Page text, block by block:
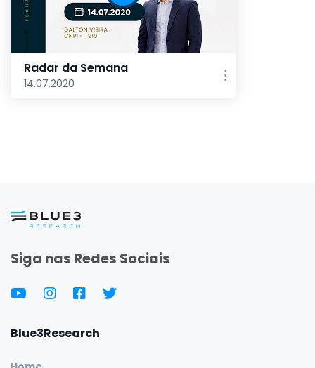
Radar da Semana
14.07.2020
Siga nas Redes Sociais
Blue3Research